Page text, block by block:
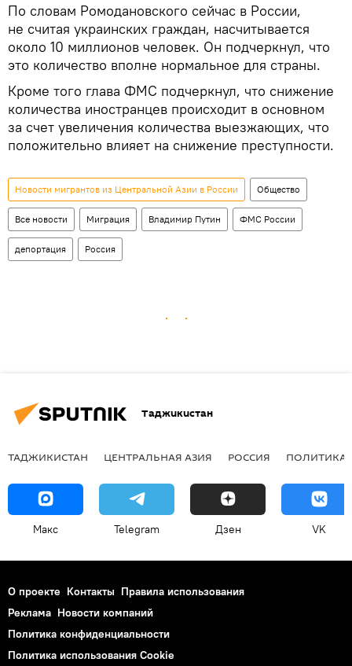
По словам Ромодановского сейчас в России,
не считая украинских граждан, насчитывается
около 10 миллионов человек. Он подчеркнул, что
это количество вполне нормальное для страны.
Кроме того глава ФМС подчеркнул, что снижение
количества иностранцев происходит в основном
за счет увеличения количества выезжающих, что
положительно влияет на снижение преступности.
Новости мигрантов из Центральной Азии в России Общество
Все новости Миграция Владимир Путин ФМС России
депортация Россия
Таджикистан
ТАДЖИКИСТАН ЦЕНТРАЛЬНАЯ АЗИЯ РОССИЯ ПОЛИТИКА
Макс Telegram Дзен VK
О проекте Контакты Правила использования
Реклама Новости компаний
Политика конфиденциальности
Политика использования Cookie